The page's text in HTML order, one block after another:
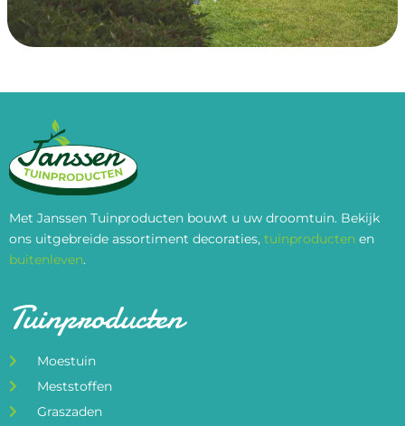
Met Janssen Tuinproducten bouwt u uw droomtuin. Bekijk
ons uitgebreide assortiment decoraties, tuinproducten en
buitenleven.
Tuinproducten
Moestuin
Meststoffen
Graszaden